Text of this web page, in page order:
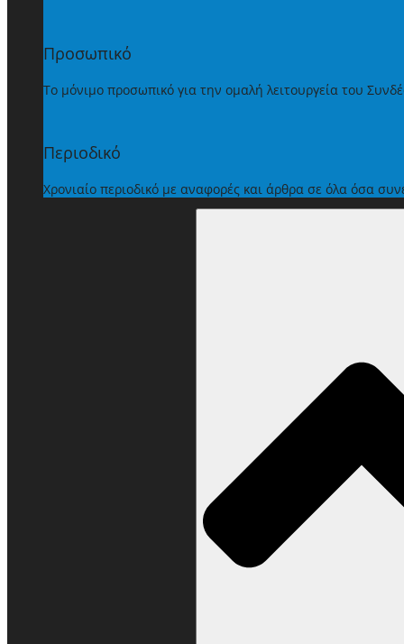
Προσωπικό
Το μόνιμο προσωπικό για την ομαλή λειτουργεία του
Περιοδικό
Χρονιαίο περιοδικό με αναφορές και άρθρα σε όλα όσα